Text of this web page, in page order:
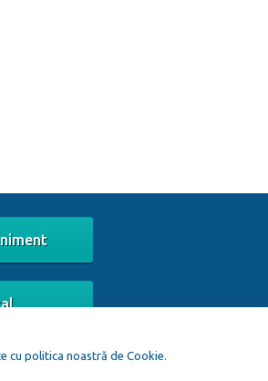
cu politica noastră de Cookie.